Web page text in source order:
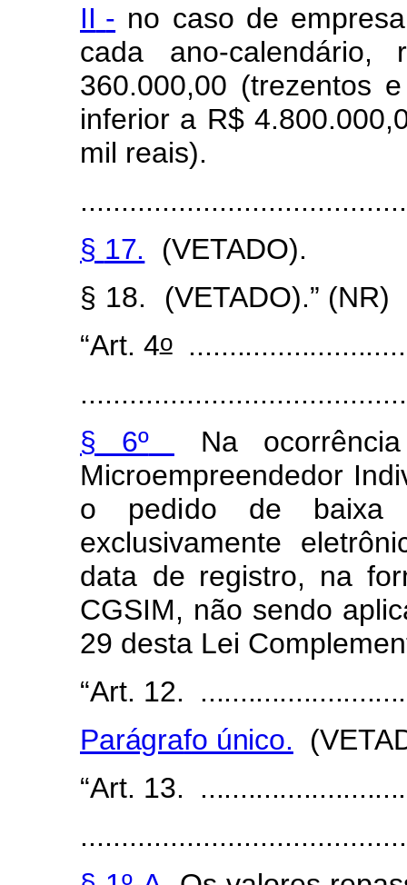
II - no caso de empresa
cada ano-calendário,
360.000,00 (trezentos
inferior a R$ 4.800.000,
mil reais).
§ 17.
(VETADO).
§ 18.
(VETADO).” (NR)
“Art. 4o
§
6º Na oco
Microempreendedor
o
pedido de
baixa
exclusivamente eletrôni
data de registro, na f
CGSIM, não sendo
29 desta Lei Comple
“Art. 12.
Parágrafo único.
“Art. 13.